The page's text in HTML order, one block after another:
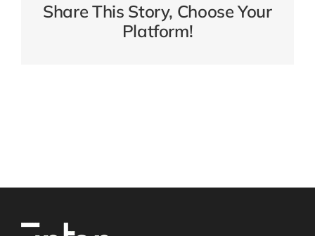
Share This Story, Choose Your
Platform!